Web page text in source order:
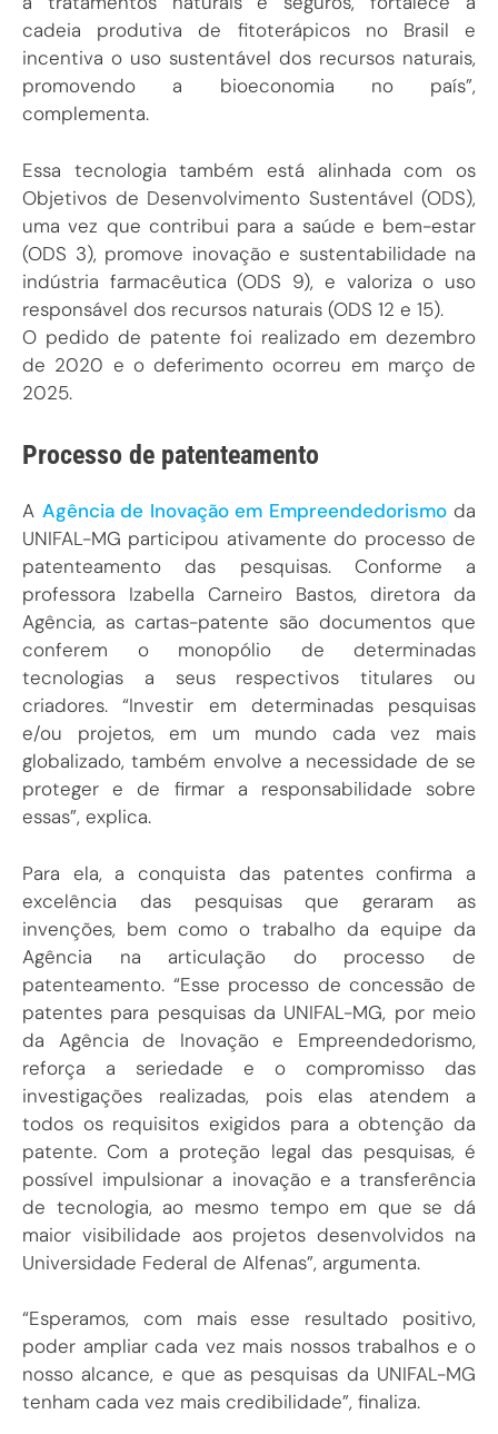
cadeia produtiva de fitoterápicos no Brasil e
incentiva o uso sustentável dos recursos naturais,
promovendo a bioeconomia no país”,
complementa.
Essa tecnologia também está alinhada com os
Objetivos de Desenvolvimento Sustentável (ODS),
uma vez que contribui para a saúde e bem-estar
(ODS 3), promove inovação e sustentabilidade na
indústria farmacêutica (ODS 9), e valoriza o uso
responsável dos recursos naturais (ODS 12 e 15).
O pedido de patente foi realizado em dezembro
de 2020 e o deferimento ocorreu em março de
2025.
Processo de patenteamento
A Agência de Inovação em Empreendedorismoda
UNIFAL-MG participou ativamente do processo de
patenteamento das pesquisas. Conforme a
professora Izabella Carneiro Bastos, diretora da
Agência, as cartas-patente são documentos que
conferem o monopólio de determinadas
tecnologias a seus respectivos titulares ou
criadores. “Investir em determinadas pesquisas
e/ou projetos, em um mundo cada vez mais
globalizado, também envolve a necessidade de se
proteger e de firmar a responsabilidade sobre
essas”, explica.
Para ela, a conquista das patentes confirma a
excelência das pesquisas que geraram as
invenções, bem como o trabalho da equipe da
Agência na articulação do processo de
patenteamento. “Esse processo de concessão de
patentes para pesquisas da UNIFAL-MG, por meio
da Agência de Inovação e Empreendedorismo,
reforça a seriedade e o compromisso das
investigações realizadas, pois elas atendem a
todos os requisitos exigidos para a obtenção da
patente. Com a proteção legal das pesquisas, é
possível impulsionar a inovação e a transferência
de tecnologia, ao mesmo tempo em que se dá
maior visibilidade aos projetos desenvolvidos na
Universidade Federal de Alfenas”, argumenta.
“Esperamos, com mais esse resultado positivo,
poder ampliar cada vez mais nossos trabalhos e o
nosso alcance, e que as pesquisas da UNIFAL-MG
tenham cada vez mais credibilidade”, finaliza.